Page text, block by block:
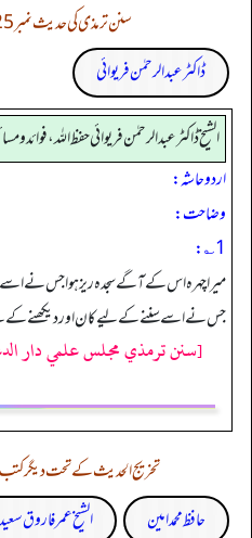
سنن ترمذی کی حدیث نمبر 3425 کے فوائد و مسائل
ڈاکٹر عبدالرحمٰن فریوائی
الشیخ ڈاکٹر عبد الرحمٰن فریوائی حفظ اللہ، فوائد
اردو حاشہ:
وضاحت:
1؎:
میرا چہرہ اس کے آگے سجدہ ریز ہوا جس نے
جس نے اسے سننے کے لیے کان اور دیکھنے
[سنن ترمذي مجلس علمي دار
تخریج الحدیث کے تحت دیگر
حافظ محمد امین
الشیخ عمر فاروق